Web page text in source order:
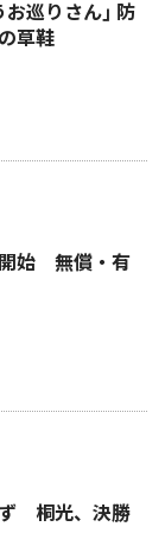
巡りさん｣ 防
草鞋
始 無償・有
桐光、決勝